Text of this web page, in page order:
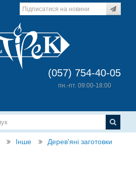
(057) 754-40-05
пн.-пт. 09:00-18:00
Інше Дерев'яні заготовки